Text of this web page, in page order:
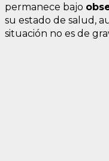
permanece bajo
su estado de salud,
situación no es de